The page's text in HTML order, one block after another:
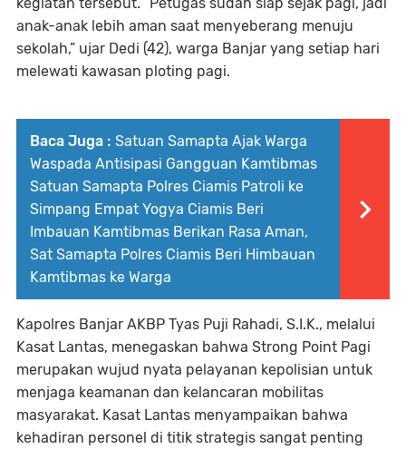
anak-anak lebih aman saat menyeberang menuju
sekolah,” ujar Dedi (42), warga Banjar yang setiap hari
melewati kawasan ploting pagi.
Baca Juga : Satuan Samapta Ajak Warga
Waspada Antisipasi Gangguan Kamtibmas
Satuan Samapta Polres Ciamis Patroli ke
Simpang Empat Yogya Ciamis Beri
Imbauan Kamtibmas Berikan Rasa Aman,
Sat Samapta Polres Ciamis Beri Himbauan
Kamtibmas ke Warga
Kapolres Banjar AKBP Tyas Puji Rahadi, S.I.K., melalui
Kasat Lantas, menegaskan bahwa Strong Point Pagi
merupakan wujud nyata pelayanan kepolisian untuk
menjaga keamanan dan kelancaran mobilitas
masyarakat. Kasat Lantas menyampaikan bahwa
kehadiran personel di titik strategis sangat penting